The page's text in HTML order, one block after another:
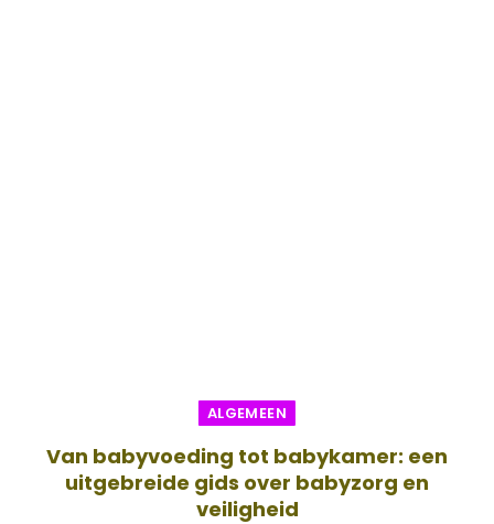
ALGEMEEN
Van babyvoeding tot babykamer: een
uitgebreide gids over babyzorg en
veiligheid